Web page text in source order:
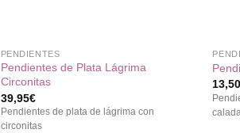
PENDIENTES
Pendientes de Plata Lágrima
Circonitas
39,95€
Pendientes de plata de lágrima con
circonitas